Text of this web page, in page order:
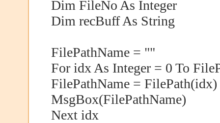
Dim FileNo As Integer
Dim recBuff As String
FilePathName = ""
For idx As Integer = 0 To
FilePathName =
MsgBox(FilePathName)
Next idx